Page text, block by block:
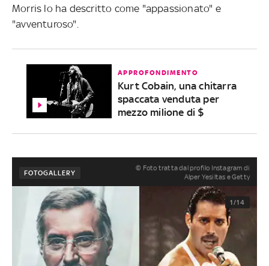
Morris lo ha descritto come "appassionato" e
"avventuroso".
APPROFONDIMENTO
Kurt Cobain, una chitarra
spaccata venduta per
mezzo milione di $
FOTOGALLERY
© Foto tratta dal profilo Instagram di
Alper Yesiltas e Getty
1/14